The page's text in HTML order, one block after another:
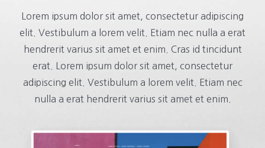
Lorem ipsum dolor sit amet, consectetur adipiscing
elit. Vestibulum a lorem velit. Etiam nec nulla a erat
hendrerit varius sit amet et enim. Cras id tincidunt
erat. Lorem ipsum dolor sit amet, consectetur
adipiscing elit. Vestibulum a lorem velit. Etiam nec
nulla a erat hendrerit varius sit amet et enim.